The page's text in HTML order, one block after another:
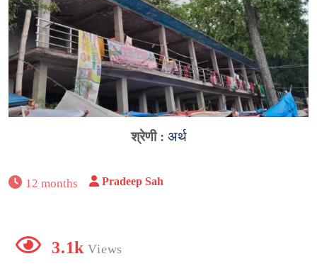
श्रेणी : अर्थ
12 months Pradeep Sah
3.1k Views